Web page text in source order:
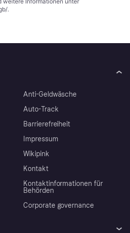
.
Anti-Geldwäsche
Auto-Track
Barrierefreiheit
Impressum
Wikipink
Kontakt
Kontaktinformationen für
Behörden
Corporate governance